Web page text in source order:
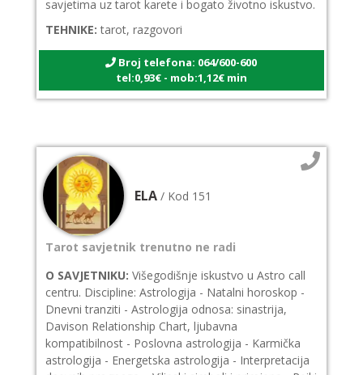
savjetima uz tarot karete i bogato životno iskustvo.
TEHNIKE: tarot, razgovori
Broj telefona: 064/600-600
tel:0,93€ - mob:1,12€ min
ELA / Kod 151
Tarot savjetnik trenutno ne radi
O SAVJETNIKU: Višegodišnje iskustvo u Astro call
centru. Discipline: Astrologija - Natalni horoskop -
Dnevni tranziti - Astrologija odnosa: sinastrija,
Davison Relationship Chart, ljubavna
kompatibilnost - Poslovna astrologija - Karmička
astrologija - Energetska astrologija - Interpretacija